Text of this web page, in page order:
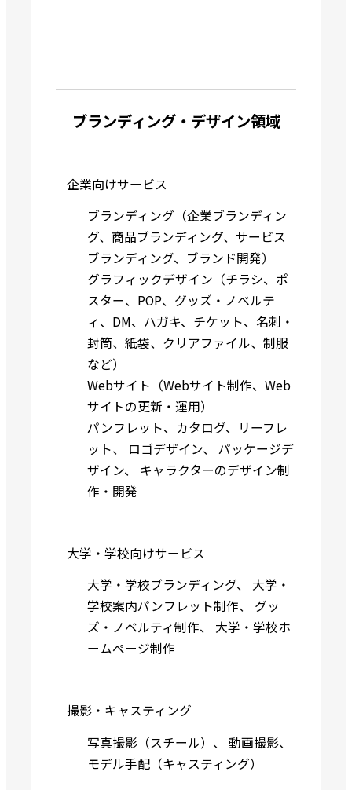
ブランディング・デザイン領域
企業向けサービス
ブランディング（企業ブランディン
グ、商品ブランディング、サービス
ブランディング、ブランド開発）
グラフィックデザイン（チラシ、ポ
スター、POP、グッズ・ノベルテ
ィ、DM、ハガキ、チケット、名刺・
封筒、紙袋、クリアファイル、制服
など）
Webサイト（Webサイト制作、Web
サイトの更新・運用）
パンフレット、カタログ、リーフレ
ット、 ロゴデザイン、 パッケージデ
ザイン、 キャラクターのデザイン制
作・開発
大学・学校向けサービス
大学・学校ブランディング、 大学・
学校案内パンフレット制作、 グッ
ズ・ノベルティ制作、 大学・学校ホ
ームページ制作
撮影・キャスティング
写真撮影（スチール） 、 動画撮影、
モデル手配（キャスティング）